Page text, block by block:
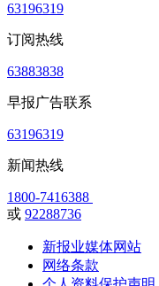
63196319
订阅热线
63883838
早报广告联系
63196319
新闻热线
1800-7416388
或 92288736
新报业媒体网站
网络条款